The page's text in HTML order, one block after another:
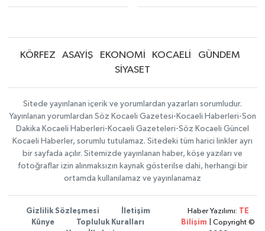
KÖRFEZ ASAYİŞ EKONOMİ KOCAELİ
GÜNDEM
SİYASET
Sitede yayınlanan içerik ve yorumlardan yazarları sorumludur.
Yayınlanan yorumlardan Söz Kocaeli Gazetesi-Kocaeli Haberleri-Son
Dakika Kocaeli Haberleri-Kocaeli Gazeteleri-Söz Kocaeli Güncel
Kocaeli Haberler, sorumlu tutulamaz. Sitedeki tüm harici linkler ayrı
bir sayfada açılır. Sitemizde yayınlanan haber, köşe yazıları ve
fotoğraflar izin alınmaksızın kaynak gösterilse dahi, herhangi bir
ortamda kullanılamaz ve yayınlanamaz
Gizlilik Sözleşmesi
İletişim
Künye
Topluluk Kuralları
Haber Yazılımı:
TE
Bilişim | Copyright ©